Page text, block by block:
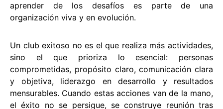
aprender de los desafíos es parte de una
organización viva y en evolución.
Un club exitoso no es el que realiza más actividades,
sino el que prioriza lo esencial: personas
comprometidas, propósito claro, comunicación clara
y objetiva, liderazgo en desarrollo y resultados
mensurables. Cuando estas acciones van de la mano,
el éxito no se persigue, se construye reunión tras